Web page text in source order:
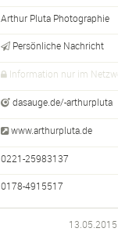
Arthur Pluta Photographie
Persönliche Nachricht
Information nur im
dasauge.de/-arthurpluta
www.arthurpluta.de
0221-25983137
0178-4915517